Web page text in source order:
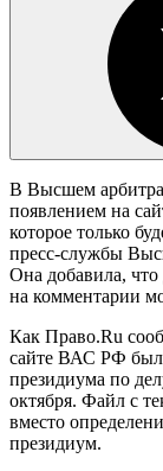
В Высшем
появлением на
которое только
пресс-службы
Она добавила,
на комментарии
Как Право.Ru
сайте ВАС РФ был
президиума по
октября. Файл с
вместо
президиум.